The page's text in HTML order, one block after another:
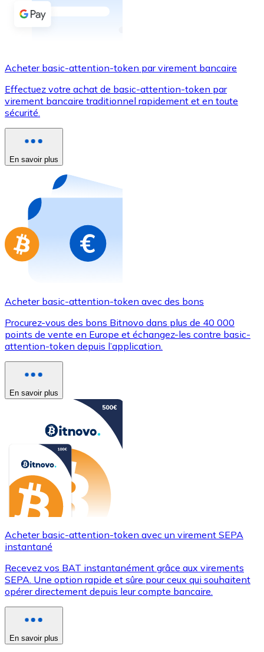
Acheter avec virement bancaire
Acheter avec carte
Boutique - Cartes
Nouveau
Achetez des cartes-cadeaux de vos marques
Aller à la boutique de cartes-cadeaux
Acheter basic-attention-token par virement bancaire
Effectuez votre achat de basic-attention-token par
virement bancaire traditionnel rapidement et en toute
sécurité.
En savoir plus
Acheter basic-attention-token avec des bons
Procurez-vous des bons Bitnovo dans plus de 40 000
points de vente en Europe et échangez-les contre basic-
attention-token depuis l’application.
En savoir plus
Acheter basic-attention-token avec un virement SEPA
instantané
Recevez vos BAT instantanément grâce aux virements
SEPA. Une option rapide et sûre pour ceux qui souhaitent
opérer directement depuis leur compte bancaire.
En savoir plus